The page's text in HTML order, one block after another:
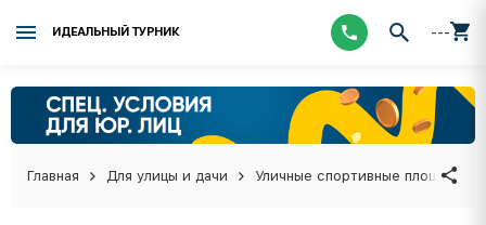
ИДЕАЛЬНЫЙ ТУРНИК ---
Главная Для улицы и дачи Уличные спортивные площадки